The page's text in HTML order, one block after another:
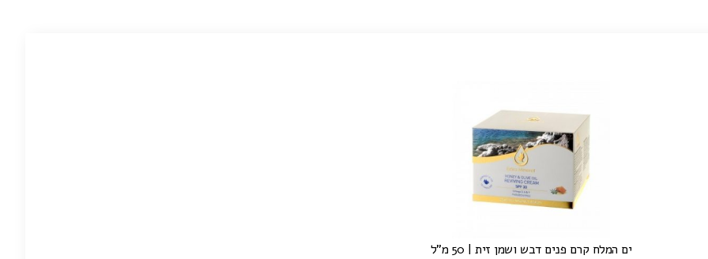
ים המלח קרם פנים דבש ושמן זית | 50 מ"ל